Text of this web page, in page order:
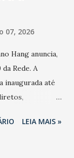
07, 2026
Hang anuncia,
Rede. A
inaugurada até
mas
LEIA MAIS »